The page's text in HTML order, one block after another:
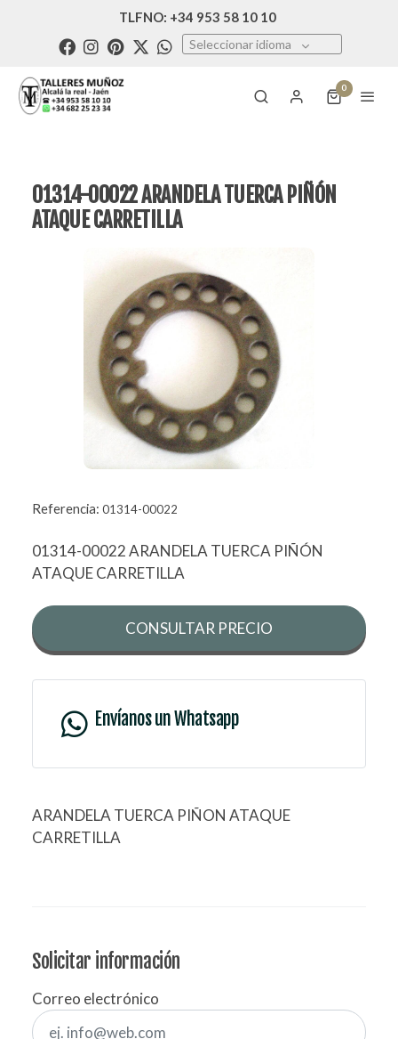
TLFNO: +34 953 58 10 10
Seleccionar idioma
0
01314-00022 ARANDELA TUERCA PIÑÓN
ATAQUE CARRETILLA
Referencia: 01314-00022
01314-00022 ARANDELA TUERCA PIÑÓN
ATAQUE CARRETILLA
CONSULTAR PRECIO
Envíanos un Whatsapp
ARANDELA TUERCA PIÑON ATAQUE
CARRETILLA
Solicitar información
Correo electrónico